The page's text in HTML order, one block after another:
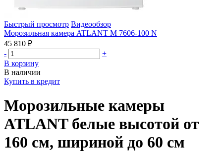
Быстрый просмотр Видеообзор
Морозильная камера ATLANT М 7606-100 N
45 810 ₽
-
+
В корзину
В наличии
Купить в кредит
Морозильные камеры
ATLANT белые высотой от
160 см, шириной до 60 см